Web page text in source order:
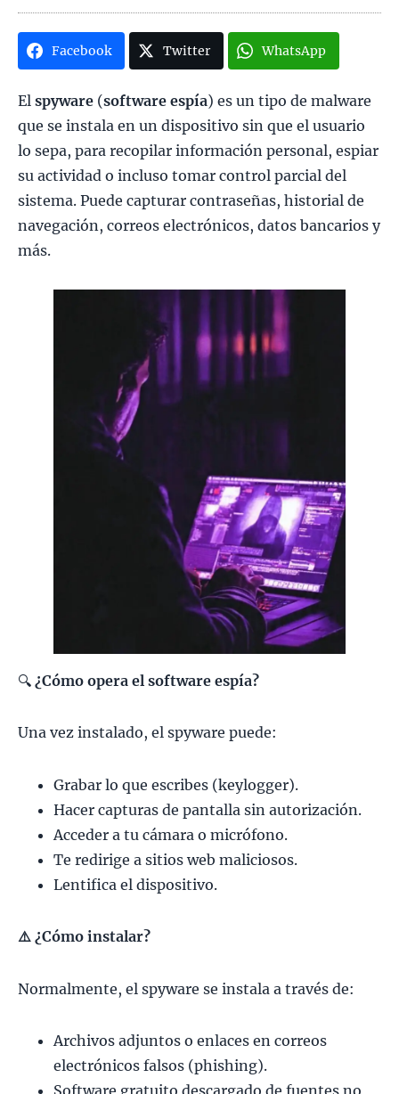
Facebook Twitter WhatsApp
El spyware (software espía) es un tipo de malware
que se instala en un dispositivo sin que el usuario
lo sepa, para recopilar información personal, espiar
su actividad o incluso tomar control parcial del
sistema. Puede capturar contraseñas, historial de
navegación, correos electrónicos, datos bancarios y
más.
🔍 ¿Cómo opera el software espía?
Una vez instalado, el spyware puede:
Grabar lo que escribes (keylogger).
Hacer capturas de pantalla sin autorización.
Acceder a tu cámara o micrófono.
Te redirige a sitios web maliciosos.
Lentifica el dispositivo.
⚠ ️ ¿Cómo instalar?
Normalmente, el spyware se instala a través de:
Archivos adjuntos o enlaces en correos
electrónicos falsos (phishing).
Software gratuito descargado de fuentes no